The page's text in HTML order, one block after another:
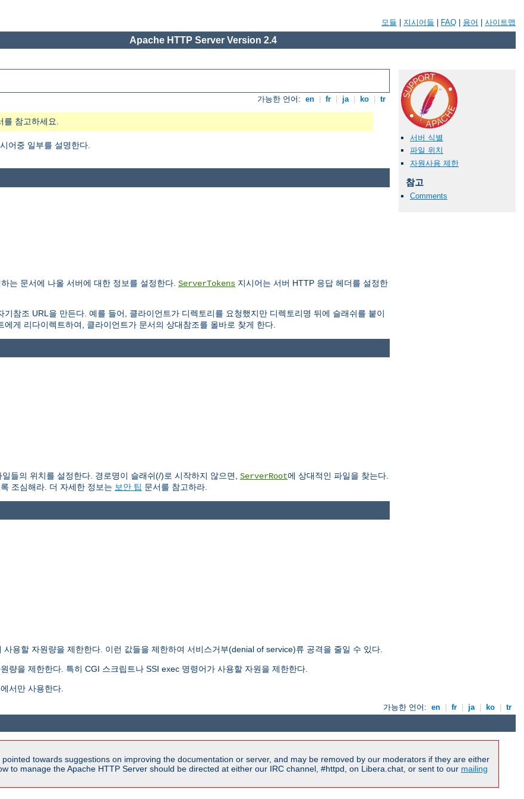
모듈 지시어들 FAQ 용어 사이트맵
Apache HTTP Server Version 2.4
가능한 언어: en fr ja ko tr
를 참고하세요.
어중 일부를 설명한다.
서버 식별
파일 위치
자원사용 제한
참고
Comments
는 문서에 나올 서버에 대한 정보를 설정한다. ServerTokens 지시어는 서버 HTTP 응답 헤더를 설정한
기참조 URL을 만든다. 예를 들어, 클라이언트가 디렉토리를 요청했지만 디렉토리명 뒤에 슬래쉬를 붙이
게 리다이렉트하여, 클라이언트가 문서의 상대참조를 올바로 찾게 한다.
들의 위치를 설정한다. 경로명이 슬래쉬(/)로 시작하지 않으면, ServerRoot에 상대적인 파일을 찾는다.
조심해라. 더 자세한 정보는 보안 팁 문서를 참고하라.
용할 자원량을 제한한다. 이런 값들을 제한하여 서비스거부(denial of service)류 공격을 줄일 수 있다.
량을 제한한다. 특히 CGI 스크립트나 SSI exec 명령어가 사용할 자원을 제한한다.
서만 사용한다.
가능한 언어: en fr ja ko tr
towards suggestions on improving the documentation or server, and may be removed by our moderators if they are either
to manage the Apache HTTP Server should be directed at either our IRC channel, #httpd, on Libera.chat, or sent to our mailing